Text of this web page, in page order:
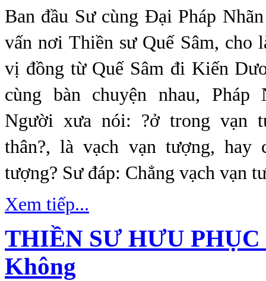
Ban đầu Sư cùng Đại Pháp
vấn nơi Thiền sư Quế Sâm, cho
vị đồng từ Quế Sâm đi Kiến
cùng bàn chuyện nhau, Pháp
Người xưa nói: ?ở trong vạn
thân?, là vạch vạn tượng, hay
tượng? Sư đáp: Chẳng vạch vạn
Xem tiếp...
THIỀN SƯ HƯU PHỤC
Không